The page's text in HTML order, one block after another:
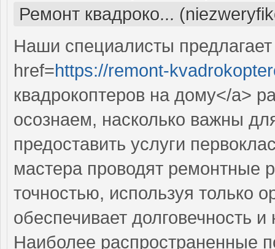
Ремонт квадроко...
Наши специалисты
href=https://remont-
квадрокоптеров на дому</a>
осознаем, насколько важны
предоставить услуги
мастера проводят ремонтные
точностью, используя только
обеспечивает долговечность
Наиболее распространенные